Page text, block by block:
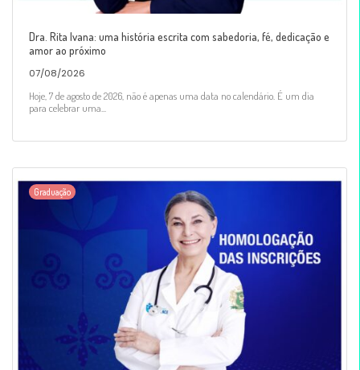
Dra. Rita Ivana: uma história escrita com sabedoria, fé, dedicação e
amor ao próximo
07/08/2026
Hoje, 7 de agosto de 2026, não é apenas uma data no calendário. É um dia
para celebrar uma...
Graduação